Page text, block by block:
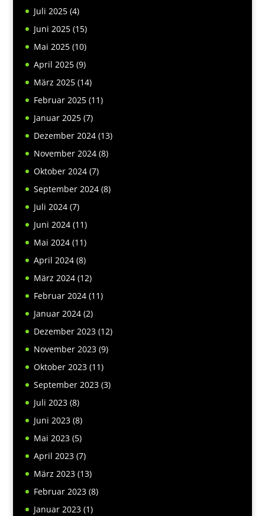
Juli 2025(4)
Juni 2025(15)
Mai 2025(10)
April 2025(9)
März 2025(14)
Februar 2025(11)
Januar 2025(7)
Dezember 2024(13)
November 2024(8)
Oktober 2024(7)
September 2024(8)
Juli 2024(7)
Juni 2024(11)
Mai 2024(11)
April 2024(8)
März 2024(12)
Februar 2024(11)
Januar 2024(2)
Dezember 2023(12)
November 2023(9)
Oktober 2023(11)
September 2023(3)
Juli 2023(8)
Juni 2023(8)
Mai 2023(5)
April 2023(7)
März 2023(13)
Februar 2023(8)
Januar 2023(1)